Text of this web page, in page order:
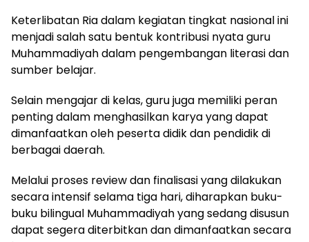
Keterlibatan Ria dalam kegiatan tingkat nasional ini
menjadi salah satu bentuk kontribusi nyata guru
Muhammadiyah dalam pengembangan literasi dan
sumber belajar.
Selain mengajar di kelas, guru juga memiliki peran
penting dalam menghasilkan karya yang dapat
dimanfaatkan oleh peserta didik dan pendidik di
berbagai daerah.
Melalui proses review dan finalisasi yang dilakukan
secara intensif selama tiga hari, diharapkan buku-
buku bilingual Muhammadiyah yang sedang disusun
dapat segera diterbitkan dan dimanfaatkan secara